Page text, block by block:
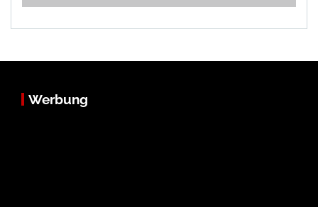
Werbung